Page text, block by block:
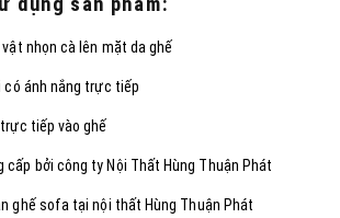
nhọn cà lên mặt da ghế
có ánh nắng trực tiếp
tiếp vào ghế
cấp bởi công ty Nội Thất Hùng Thuận Phát
ghế sofa tại nội thất Hùng Thuận Phát